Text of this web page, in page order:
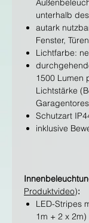
unterhalb
autark
Fenster,
Lichtfarbe:
1500 Lumen
Lichtstärke
Schutzart
inklusive
Produktvideo):
LED-Stripes
1m + 2 x 2m)